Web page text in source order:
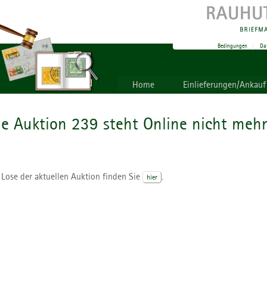
Bedingungen|
Home Einlieferungen/Ankauf
Auktion 239 steht Online nicht
der aktuellen Auktion finden Sie hier